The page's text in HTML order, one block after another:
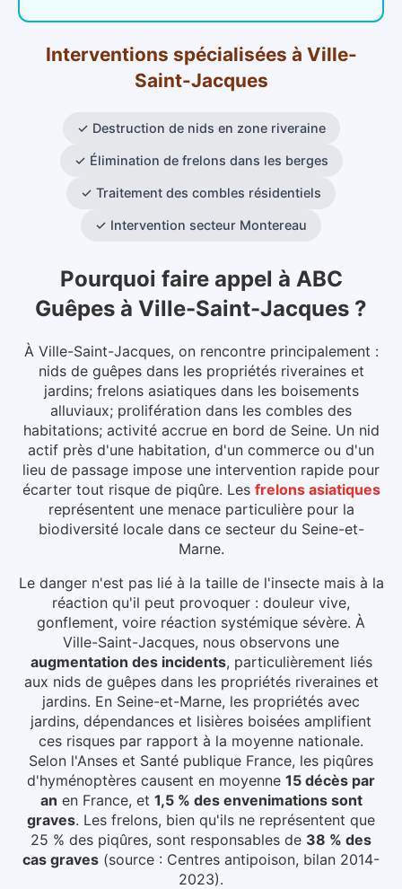
Interventions spécialisées à Ville-
Saint-Jacques
✓ Destruction de nids en zone riveraine
✓ Élimination de frelons dans les berges
✓ Traitement des combles résidentiels
✓ Intervention secteur Montereau
Pourquoi faire appel à ABC
Guêpes à Ville-Saint-Jacques ?
À Ville-Saint-Jacques, on rencontre principalement :
nids de guêpes dans les propriétés riveraines et
jardins; frelons asiatiques dans les boisements
alluviaux; prolifération dans les combles des
habitations; activité accrue en bord de Seine. Un nid
actif près d'une habitation, d'un commerce ou d'un
lieu de passage impose une intervention rapide pour
écarter tout risque de piqûre. Les frelons asiatiques
représentent une menace particulière pour la
biodiversité locale dans ce secteur du Seine-et-
Marne.
Le danger n'est pas lié à la taille de l'insecte mais à la
réaction qu'il peut provoquer : douleur vive,
gonflement, voire réaction systémique sévère. À
Ville-Saint-Jacques, nous observons une
augmentation des incidents, particulièrement liés
aux nids de guêpes dans les propriétés riveraines et
jardins. En Seine-et-Marne, les propriétés avec
jardins, dépendances et lisières boisées amplifient
ces risques par rapport à la moyenne nationale.
Selon l'Anses et Santé publique France, les piqûres
d'hyménoptères causent en moyenne 15 décès par
an en France, et 1,5 % des envenimations sont
graves. Les frelons, bien qu'ils ne représentent que
25 % des piqûres, sont responsables de 38 % des
cas graves (source : Centres antipoison, bilan 2014-
2023).